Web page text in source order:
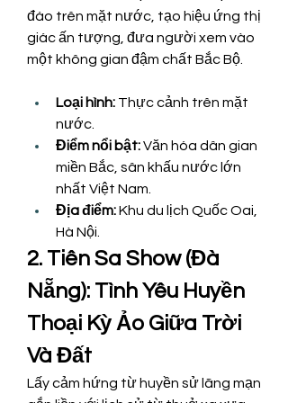
đáo trên mặt nước, tạo hiệu ứng thị
giác ấn tượng, đưa người xem vào
một không gian đậm chất Bắc Bộ.
Loại hình: Thực cảnh trên mặt
nước.
Điểm nổi bật: Văn hóa dân gian
miền Bắc, sân khấu nước lớn
nhất Việt Nam.
Địa điểm: Khu du lịch Quốc Oai,
Hà Nội.
2. Tiên Sa Show (Đà
Nẵng): Tình Yêu Huyền
Thoại Kỳ Ảo Giữa Trời
Và Đất
Lấy cảm hứng từ huyền sử lãng mạn